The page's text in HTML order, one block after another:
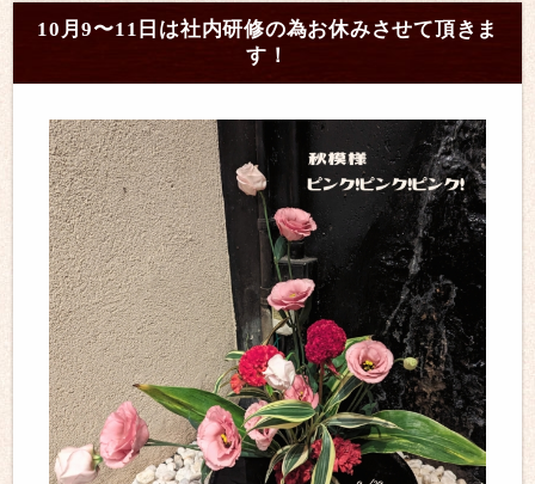
10月9〜11日は社内研修の為お休みさせて頂きま
す！